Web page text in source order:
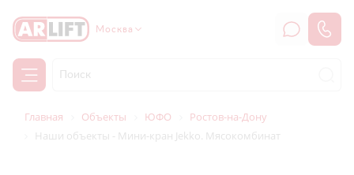
Москва
Главная Объекты ЮФО
Ростов-на-Дону
Наши объекты - Мини-кран Jekko. Мясокомбинат